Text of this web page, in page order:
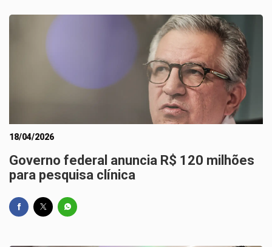
18/04/2026
Governo federal anuncia R$ 120 milhões
para pesquisa clínica